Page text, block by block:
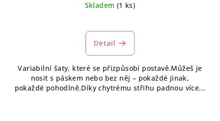
Skladem (1 ks)
Detail
Variabilní šaty, které se přizpůsobí postavě.Můžeš je
nosit s páskem nebo bez něj – pokaždé jinak,
pokaždé pohodlně.Díky chytrému střihu padnou více...